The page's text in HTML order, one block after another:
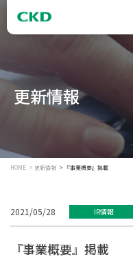
更新情報
HOME 更新情報 『事業概要』掲載
2021/05/28 IR情報
『事業概要』掲載